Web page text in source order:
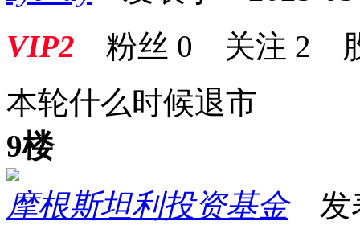
VIP2 粉丝 0 关注 2
本轮什么时候退市
9楼
摩根斯坦利投资基金发